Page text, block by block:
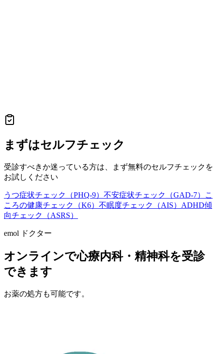
まずはセルフチェック
受診すべきか迷っている方は、まず無料のセルフチェックを
お試しください
うつ症状チェック（PHQ-9） 不安症状チェック（GAD-7）
こ
ころの健康チェック（K6） 不眠度チェック（AIS） ADHD傾
向チェック（ASRS）
emol ドクター
オンラインで心療内科・精神科を受診
できます
お薬の処方も可能です。